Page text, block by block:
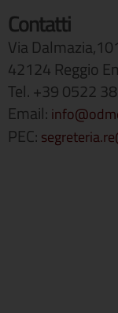
Contatti
Via
42124 Reggio
Tel. +39 0522
Email:
PEC: